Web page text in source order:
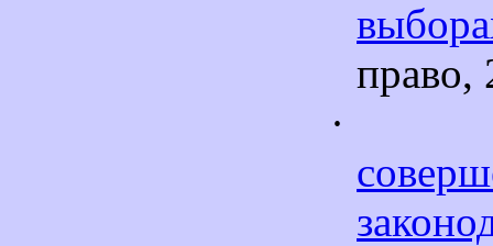
право,
·